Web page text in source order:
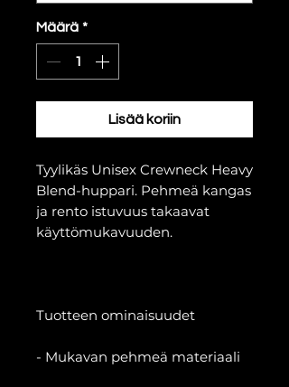
Määrä *
Lisää koriin
Tyylikäs Unisex Crewneck Heavy
Blend-huppari. Pehmeä kangas
ja rento istuvuus takaavat
käyttömukavuuden.
Tuotteen ominaisuudet
- Mukavan pehmeä materiaali